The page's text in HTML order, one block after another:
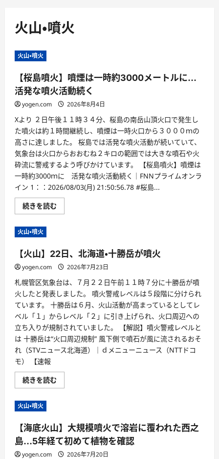
火山・噴火
火山・噴火
【桜島噴火】噴煙は一時約3000メートルに…
活発な噴火活動続く
yogen.com 2026年8月4日
Xより ２日午後１１時３４分、桜島の南岳山頂火口で発生し
た噴火は約１時間継続し、噴煙は一時火口から３０００ｍの
高さに達しました。 桜島では活発な噴火活動が続いていて、
気象台は火口からおおむね２キロの範囲では大きな噴石や火
砕流に警戒するよう呼びかけています。 【桜島噴火】噴煙は
一時約3000ｍに 活発な噴火活動続く｜FNNプライムオンラ
イン 1：：2026/08/03(月) 21:50:56.78 #桜島...
続きを読む
火山・噴火
【火山】22日、北海道・十勝岳が噴火
yogen.com 2026年7月23日
札幌管区気象台は、７月２２日午前１１時７分に十勝岳が噴
火したと発表しました。 噴火警戒レベルは５段階に分けられ
ています。 十勝岳は６月、火山活動が高まっているとしてレ
ベル「１」からレベル「２」に引き上げられ、火口周辺への
立ち入りが規制されていました。 【解説】噴火警戒レベルと
は 十勝岳は“火口周辺規制” 風下側で噴石が風に流されるおそ
れ（STVニュース北海道）｜ｄメニューニュース（NTTドコ
モ） 【速報
続きを読む
火山・噴火
【海底火山】大規模噴火で溶岩に覆われた西之
島…5年経て初めて植物を確認
yogen.com 2026年7月20日